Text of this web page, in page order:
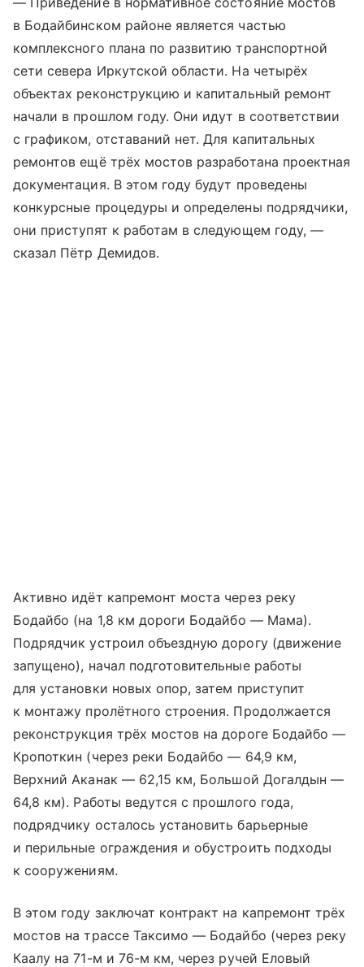
в Бодайбинском районе является частью
комплексного плана по развитию транспортной
сети севера Иркутской области. На четырёх
объектах реконструкцию и капитальный ремонт
начали в прошлом году. Они идут в соответствии
с графиком, отставаний нет. Для капитальных
ремонтов ещё трёх мостов разработана проектная
документация. В этом году будут проведены
конкурсные процедуры и определены подрядчики,
они приступят к работам в следующем году, —
сказал Пётр Демидов.
Активно идёт капремонт моста через реку
Бодайбо (на 1,8 км дороги Бодайбо — Мама).
Подрядчик устроил объездную дорогу (движение
запущено), начал подготовительные работы
для установки новых опор, затем приступит
к монтажу пролётного строения. Продолжается
реконструкция трёх мостов на дороге Бодайбо —
Кропоткин (через реки Бодайбо — 64,9 км,
Верхний Аканак — 62,15 км, Большой Догалдын —
64,8 км). Работы ведутся с прошлого года,
подрядчику осталось установить барьерные
и перильные ограждения и обустроить подходы
к сооружениям.
В этом году заключат контракт на капремонт трёх
мостов на трассе Таксимо — Бодайбо (через реку
Каалу на 71-м и 76-м км, через ручей Еловый